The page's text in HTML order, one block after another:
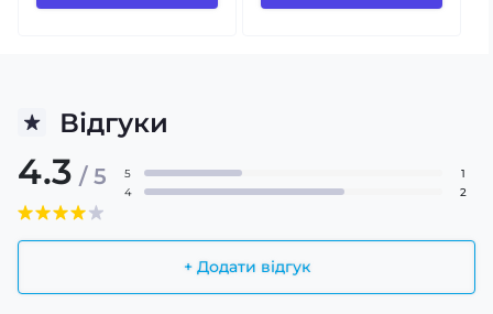
Відгуки
4.3 / 5
+ Додати відгук
5
1
4
2